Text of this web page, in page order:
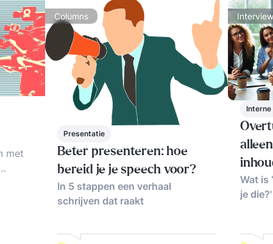
met
Columns
Presentatie
Beter presenteren: hoe
bereid je je speech voor?
In 5 stappen een verhaal
schrijven dat raakt
Interne
Wat is
je die?'